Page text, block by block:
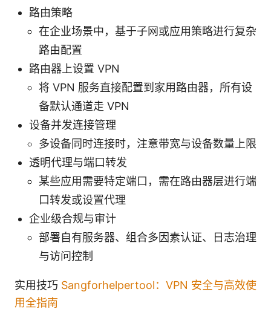
路由策略
在企业场景中，基于子网或应用策略进行复杂
路由配置
路由器上设置 VPN
将 VPN 服务直接配置到家用路由器，所有设
备默认通道走 VPN
设备并发连接管理
多设备同时连接时，注意带宽与设备数量上限
透明代理与端口转发
某些应用需要特定端口，需在路由器层进行端
口转发或设置代理
企业级合规与审计
部署自有服务器、组合多因素认证、日志治理
与访问控制
实用技巧 Sangforhelpertool：VPN 安全与高效使
用全指南